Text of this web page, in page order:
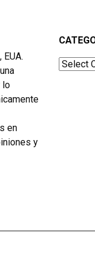
lo
en
y